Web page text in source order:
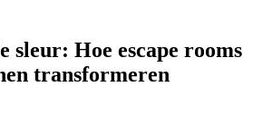
sleur: Hoe escape rooms
transformeren